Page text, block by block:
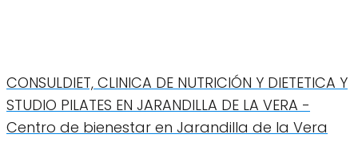
CONSULDIET, CLINICA DE NUTRICIÓN Y DIETETICA Y
STUDIO PILATES EN JARANDILLA DE LA VERA -
Centro de bienestar en Jarandilla de la Vera